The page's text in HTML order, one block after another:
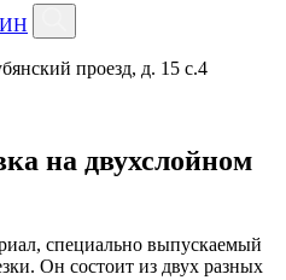
проезд, д. 15 с.4
на двухслойном
специально выпускаемый
Он состоит из двух разных